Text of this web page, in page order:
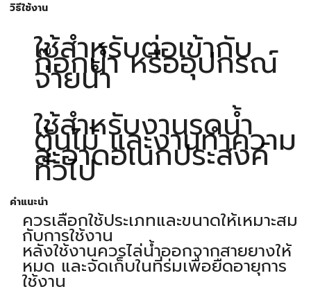
วิธีใช้งาน
ใช้สำหรับต่อเข้ากับ
ก๊อกน้ำ หรืออุปกรณ์
จ่ายน้ำ
ใช้สำหรับงานรดน้ำ
ต้นไม้ และงานทำความ
สะอาดอเนกประสงค์
ทั่วไป
คำแนะนำ
ควรเลือกใช้ประเภทและขนาดให้เหมาะสม
กับการใช้งาน
หลังใช้งานควรไล่น้ำออกจากสายยางให้
หมด และจัดเก็บในที่ร่มเพื่อยืดอายุการ
ใช้งาน